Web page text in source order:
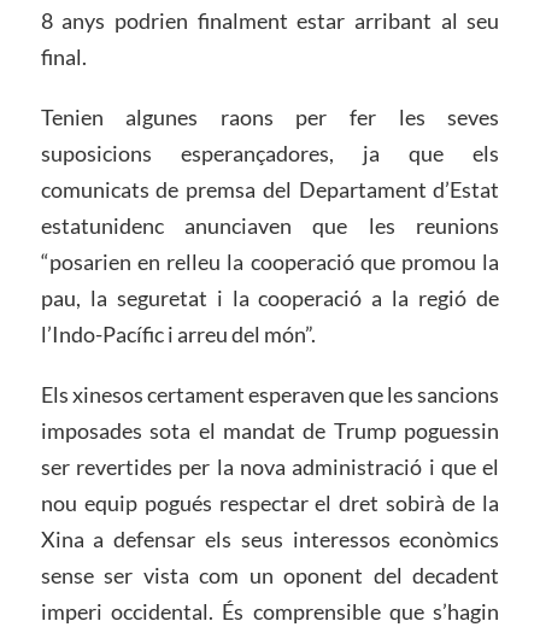
8 anys podrien finalment estar arribant al seu
final.
Tenien algunes raons per fer les seves
suposicions esperançadores, ja que els
comunicats de premsa del Departament d’Estat
estatunidenc anunciaven que les reunions
“posarien en relleu la cooperació que promou la
pau, la seguretat i la cooperació a la regió de
l’Indo-Pacífic i arreu del món”.
Els xinesos certament esperaven que les sancions
imposades sota el mandat de Trump poguessin
ser revertides per la nova administració i que el
nou equip pogués respectar el dret sobirà de la
Xina a defensar els seus interessos econòmics
sense ser vista com un oponent del decadent
imperi occidental. És comprensible que s’hagin